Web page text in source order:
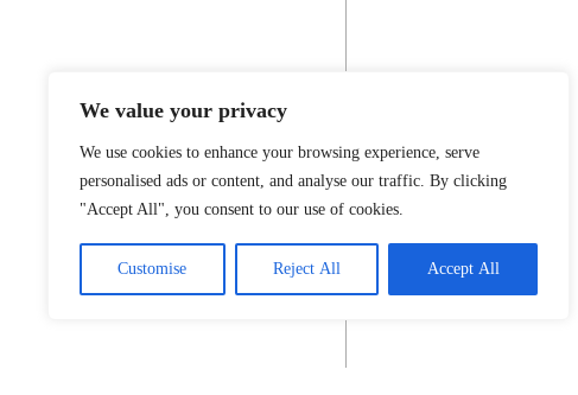
We value your privacy
We use cookies to enhance your browsing experience, serve
personalised ads or content, and analyse our traffic. By clicking
"Accept All", you consent to our use of cookies.
Customise Reject All Accept All